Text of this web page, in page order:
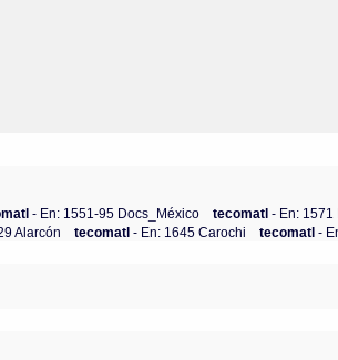
- En: 1551-95 Docs_México tecomatl- En: 1571
Alarcón tecomatl- En: 1645 Carochi tecomatl-